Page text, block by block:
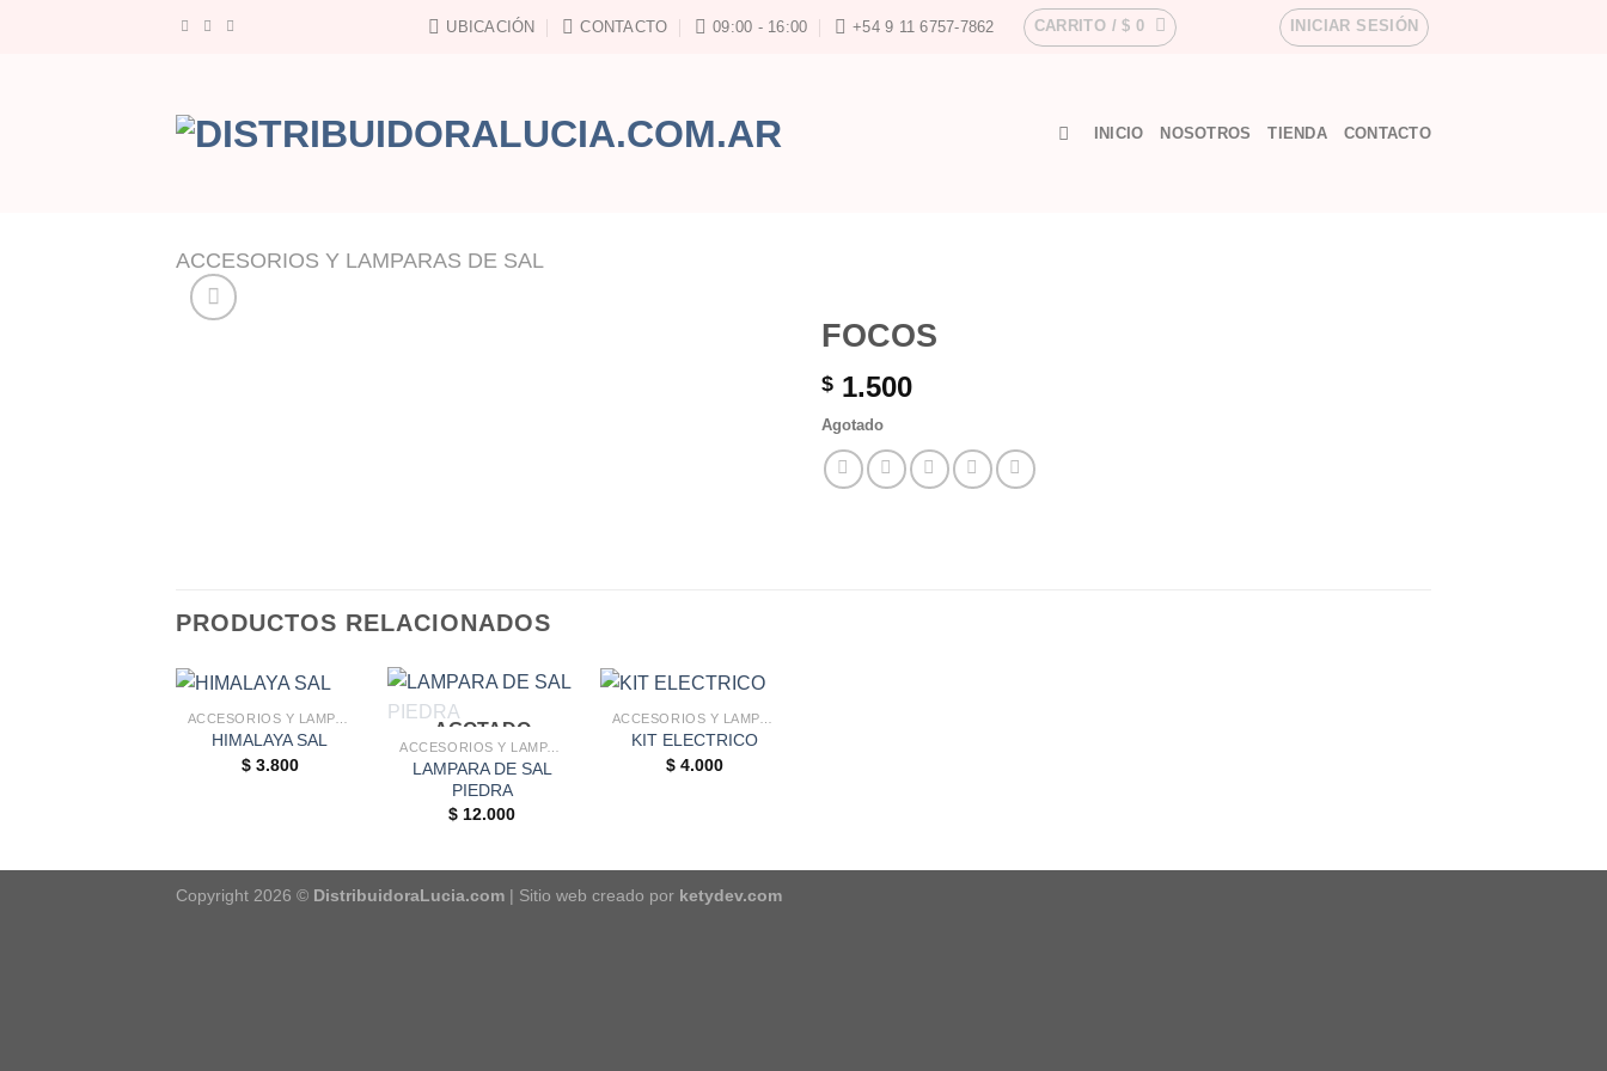
UBICACIÓN CONTACTO 09:00 - 16:00 +54 9 11 6757-7862 CARRITO /$ 0 INICIAR SESIÓN
INICIO NOSOTROS TIENDA CONTACTO
ACCESORIOS Y LAMPARAS DE SAL
FOCOS
$ 1.500
Agotado
PRODUCTOS RELACIONADOS
ACCESORIOS Y LAMPARAS DE SAL
HIMALAYA SAL
$3.800
AGOTADO
ACCESORIOS Y LAMPARAS DE SAL
LAMPARA DE SAL
PIEDRA
$ 12.000
ACCESORIOS Y LAMPARAS DE SAL
KIT ELECTRICO
$4.000
Copyright 2026 © DistribuidoraLucia.com | Sitio web creado por ketydev.com